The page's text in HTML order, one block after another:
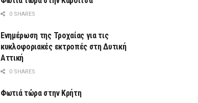
0 SHARES
Ενημέρωση της Τροχαίας για τις
κυκλοφοριακές εκτροπές στη Δυτική
Αττική
0 SHARES
Φωτιά τώρα στην Κρήτη